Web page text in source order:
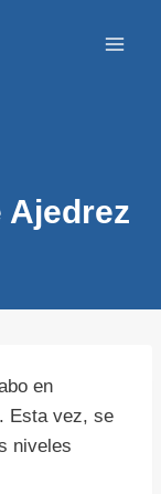
Ajedrez
en
Esta vez, se
niveles